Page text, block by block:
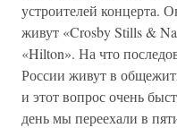
устроителей концерта.
живут «Crosby Stills &
«Hilton». На что
России живут в
и этот вопрос очень
день мы переехали в